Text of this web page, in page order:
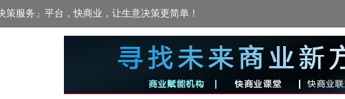
服务」平台，快商业，让生意决策更简单！